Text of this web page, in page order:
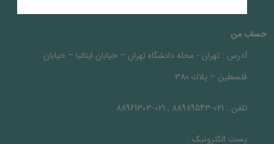
حساب من
آدرس : تهران - محله دانشگاه تهران – خيابان ايتاليا – خيابان
فلسطين – پلاك 380
تلفن : 021-88989543 , 021-88961303
پست الکترونیک :